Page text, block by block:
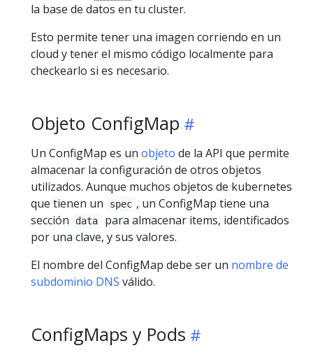
la base de datos en tu cluster.
Esto permite tener una imagen corriendo en un
cloud y tener el mismo código localmente para
checkearlo si es necesario.
Objeto ConfigMap
Un ConfigMap es un objeto de la API que permite
almacenar la configuración de otros objetos
utilizados. Aunque muchos objetos de kubernetes
que tienen un
spec , un ConfigMap tiene una
sección
data
para almacenar items, identificados
por una clave, y sus valores.
El nombre del ConfigMap debe ser un nombre de
subdominio DNS válido.
ConfigMaps y Pods